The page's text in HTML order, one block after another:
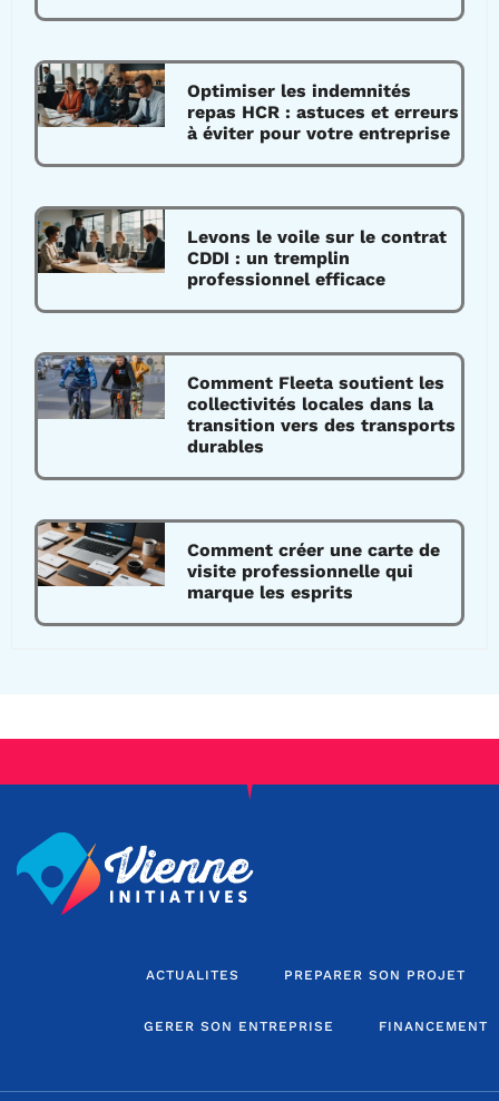
Optimiser les indemnités
repas HCR : astuces et erreurs
à éviter pour votre entreprise
Levons le voile sur le contrat
CDDI : un tremplin
professionnel efficace
Comment Fleeta soutient les
collectivités locales dans la
transition vers des transports
durables
Comment créer une carte de
visite professionnelle qui
marque les esprits
ACTUALITES PREPARER SON PROJET
GERER SON ENTREPRISE FINANCEMENT